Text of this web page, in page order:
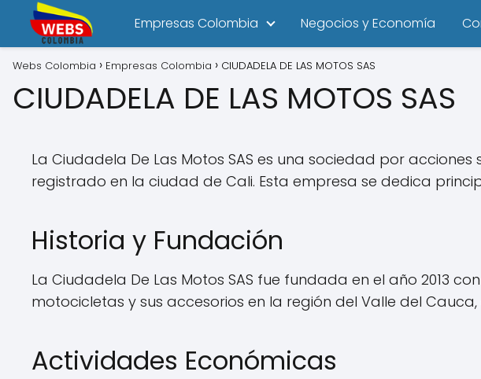
Empresas Colombia Negocios y Economía
Webs Colombia Empresas Colombia CIUDADELA DE LAS MOTOS SAS
CIUDADELA DE LAS MOTOS SAS
La Ciudadela De Las Motos SAS es una sociedad por
registrado en la ciudad de Cali. Esta empresa se dedica
Historia y Fundación
La Ciudadela De Las Motos SAS fue fundada en el año 2013
motocicletas y sus accesorios en la región del Valle del
Actividades Económicas